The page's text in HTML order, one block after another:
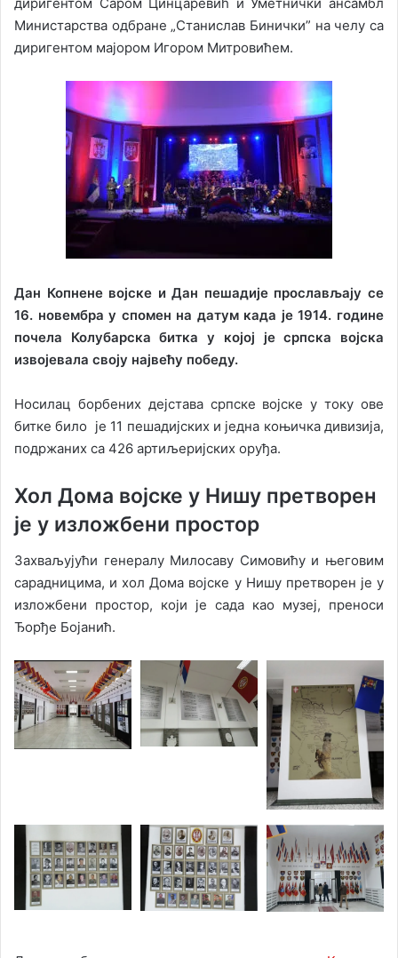
Министарства одбране „Станислав Бинички” на челу са
диригентом мајором Игором Митровићем.
Дан Копнене војске и Дан пешадије прослављају се
16. новембра у спомен на датум када је 1914. године
почела Колубарска битка у којој је српска војска
извојевала своју највећу победу.
Носилац борбених дејстава српске војске у току ове
битке било је 11 пешадијских и једна коњичка дивизија,
подржаних са 426 артиљеријских оруђа.
Хол Дома војске у Нишу претворен
је у изложбени простор
Захваљујући генералу Милосаву Симовићу и његовим
сарадницима, и хол Дома војске у Нишу претворен је у
изложбени простор, који је сада као музеј, преноси
Ђорђе Бојанић.